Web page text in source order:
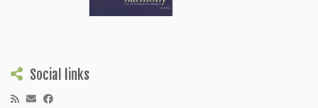
Social links